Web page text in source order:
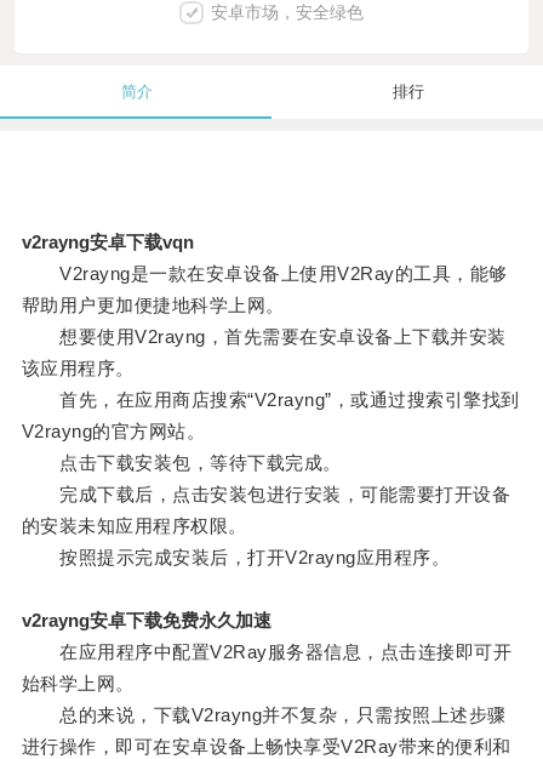
安卓市场，安全绿色
简介 排行
v2rayng安卓下载vqn
V2rayng是一款在安卓设备上使用V2Ray的工具，能够
帮助用户更加便捷地科学上网。
想要使用V2rayng，首先需要在安卓设备上下载并安装
该应用程序。
首先，在应用商店搜索“V2rayng”，或通过搜索引擎找到
V2rayng的官方网站。
点击下载安装包，等待下载完成。
完成下载后，点击安装包进行安装，可能需要打开设备
的安装未知应用程序权限。
按照提示完成安装后，打开V2rayng应用程序。
v2rayng安卓下载免费永久加速
在应用程序中配置V2Ray服务器信息，点击连接即可开
始科学上网。
总的来说，下载V2rayng并不复杂，只需按照上述步骤
进行操作，即可在安卓设备上畅快享受V2Ray带来的便利和